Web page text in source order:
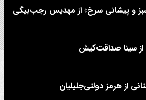
سبز و پیشانی سرخ» از مهدیس رجب‌بیگی
از سینا صداقت‌کیش